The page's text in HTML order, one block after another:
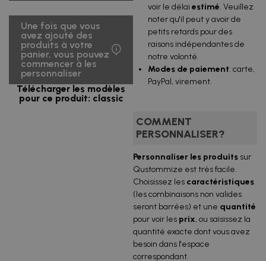
5000
uds.
0,57
€/u.
€
TVA incluse
Une fois que vous
avez ajouté des
produits à votre
panier, vous pouvez
commencer à les
personnaliser
Télécharger les modèles
pour ce produit: classic
voir le délai estimé. Veuillez
noter qu'il peut y avoir de
petits retards pour des
raisons indépendantes de
notre volonté.
Modes de paiement: carte,
PayPal, virement.
COMMENT
PERSONNALISER?
Personnaliser les produits sur
Qustommize est très facile.
Choisissez les caractéristiques
(les combinaisons non valides
seront barrées) et une quantité
pour voir les prix, ou saisissez la
quantité exacte dont vous avez
besoin dans l'espace
correspondant.